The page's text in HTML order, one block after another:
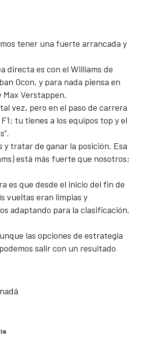
tener una fuerte arrancada y
directa es con el Williams de
Ocon, y para nada piensa en
Max Verstappen.
vez, pero en el paso de carrera
tu tienes a los equipos top y el
y tratar de ganar la posición. Esa
está más fuerte que nosotros;
es que desde el inicio del fin de
vueltas eran limpias y
adaptando para la clasificación.
las opciones de estrategia
salir con un resultado